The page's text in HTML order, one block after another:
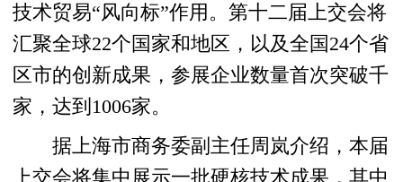
技术贸易“风向标”作用。第十二届上交会将
汇聚全球22个国家和地区，以及全国24个省
区市的创新成果，参展企业数量首次突破千
家，达到1006家。
据上海市商务委副主任周岚介绍，本届
上交会将集中展示一批硬核技术成果，其中